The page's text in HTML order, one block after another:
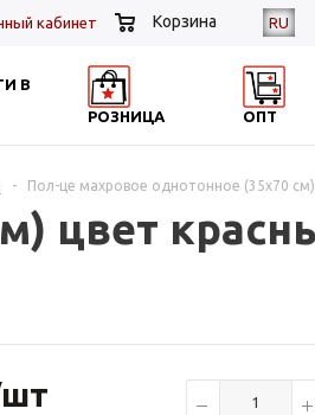
RU
кабинет Корзина
В
РОЗНИЦА ОПТ
- Пол-це махровое однотонное (35х70
цвет
шт